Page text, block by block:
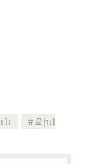
Քիմ